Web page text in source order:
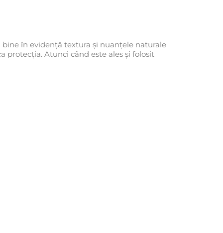
bine în evidență textura și nuanțele naturale
protecția. Atunci când este ales și folosit